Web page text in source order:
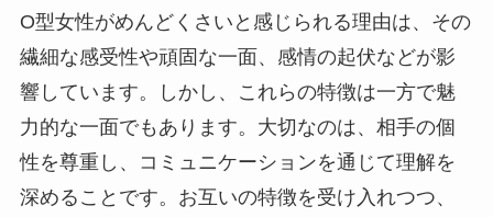
O型女性がめんどくさいと感じられる理由は、その
繊細な感受性や頑固な一面、感情の起伏などが影
響しています。しかし、これらの特徴は一方で魅
力的な一面でもあります。大切なのは、相手の個
性を尊重し、コミュニケーションを通じて理解を
深めることです。お互いの特徴を受け入れつつ、